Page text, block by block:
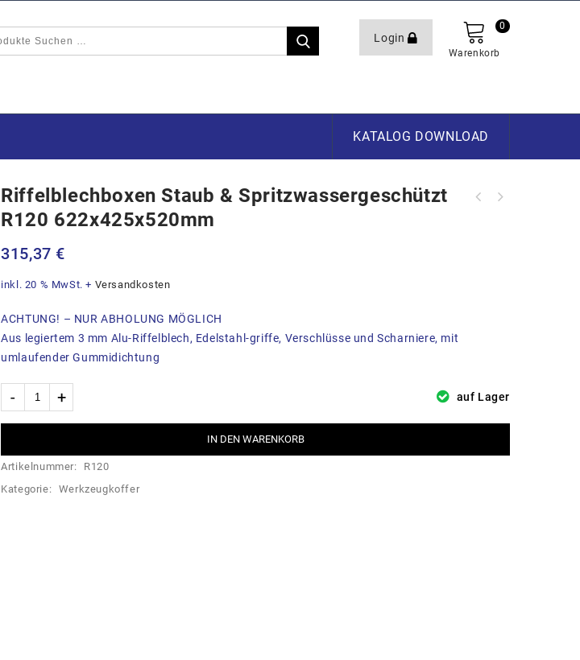
Login
Warenkorb
0
KATALOG DOWNLOAD
Riffelblechboxen Staub & Spritzwassergeschützt
R120 622x425x520mm
315,37 €
inkl. 20 % MwSt. + Versandkosten
ACHTUNG! – NUR ABHOLUNG MÖGLICH
Aus legiertem 3 mm Alu-Riffelblech, Edelstahl-griffe, Verschlüsse und Scharniere, mit
umlaufender Gummidichtung
auf Lager
IN DEN WARENKORB
Artikelnummer:
R120
Kategorie: Werkzeugkoffer